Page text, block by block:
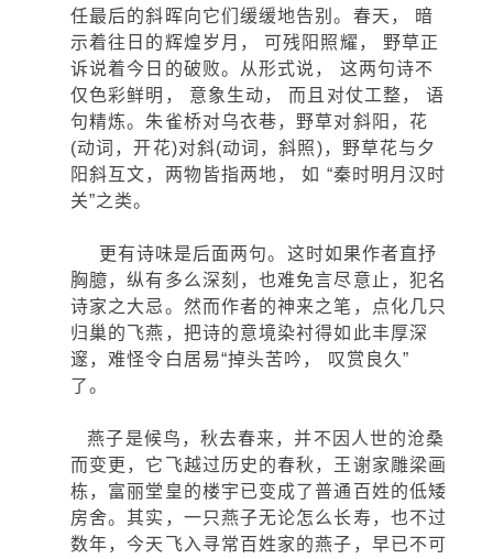
任最后的斜晖向它们缓缓地告别。春天， 暗
示着往日的辉煌岁月， 可残阳照耀， 野草正
诉说着今日的破败。从形式说， 这两句诗不
仅色彩鲜明， 意象生动， 而且对仗工整， 语
句精炼。朱雀桥对乌衣巷，野草对斜阳，花
(动词，开花)对斜(动词，斜照)，野草花与夕
阳斜互文，两物皆指两地， 如 “秦时明月汉时
关”之类。
更有诗味是后面两句。这时如果作者直抒
胸臆，纵有多么深刻，也难免言尽意止，犯名
诗家之大忌。然而作者的神来之笔，点化几只
归巢的飞燕，把诗的意境染衬得如此丰厚深
邃，难怪令白居易“掉头苦吟， 叹赏良久”
了。
燕子是候鸟，秋去春来，并不因人世的沧桑
而变更，它飞越过历史的春秋，王谢家雕梁画
栋，富丽堂皇的楼宇已变成了普通百姓的低矮
房舍。其实，一只燕子无论怎么长寿，也不过
数年，今天飞入寻常百姓家的燕子，早已不可